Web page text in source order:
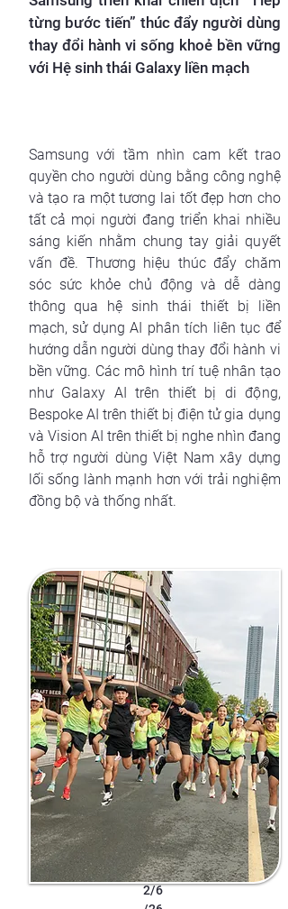
từng bước tiến” thúc đẩy người dùng
thay đổi hành vi sống khoẻ bền vững
với Hệ sinh thái Galaxy liền mạch
Samsung với tầm nhìn cam kết trao
quyền cho người dùng bằng công nghệ
và tạo ra một tương lai tốt đẹp hơn cho
tất cả mọi người đang triển khai nhiều
sáng kiến nhằm chung tay giải quyết
vấn đề. Thương hiệu thúc đẩy chăm
sóc sức khỏe chủ động và dễ dàng
thông qua hệ sinh thái thiết bị liền
mạch, sử dụng AI phân tích liên tục để
hướng dẫn người dùng thay đổi hành vi
bền vững. Các mô hình trí tuệ nhân tạo
như Galaxy AI trên thiết bị di động,
Bespoke AI trên thiết bị điện tử gia dụng
và Vision AI trên thiết bị nghe nhìn đang
hỗ trợ người dùng Việt Nam xây dựng
lối sống lành mạnh hơn với trải nghiệm
đồng bộ và thống nhất.
2/6